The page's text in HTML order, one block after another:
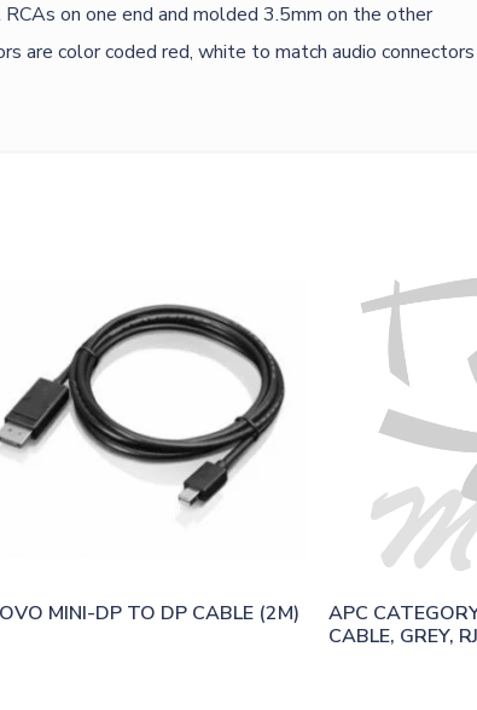
10.7M
on one end and molded 3.5mm on the other
are color coded red, white to match audio
MINI-DP TO DP CABLE (2M)
APC
CABLE, GREY,